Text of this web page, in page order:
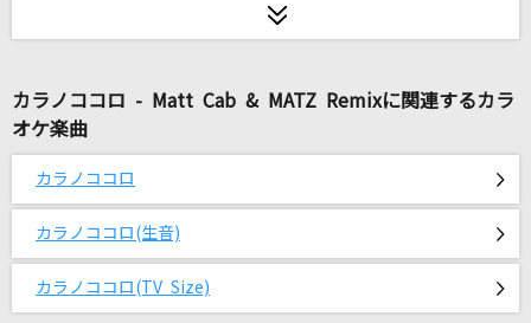
Mr.Children
ハレンチ
ちゃんみな
一二三
Penthouse
[生音]冬と春
back number
カラノココロ - Matt Cab & MATZ Remixに関連するカラ
オケ楽曲
カラノココロ
カラノココロ(生音)
カラノココロ(TV Size)